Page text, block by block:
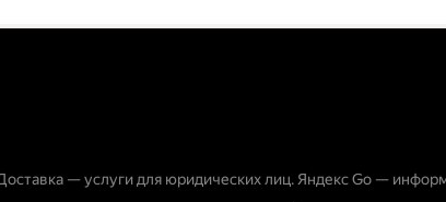
— услуги для юридических лиц. Яндекс Go —